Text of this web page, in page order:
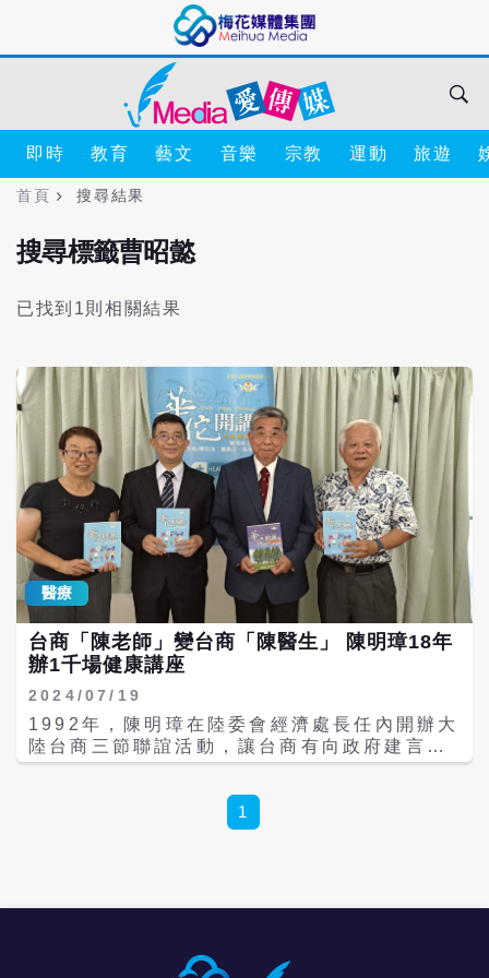
即時 教育 藝文 音樂 宗教 運動 旅遊
首頁 搜尋結果
搜尋標籤曹昭懿
已找到1則相關結果
醫療
台商「陳老師」變台商「陳醫生」 陳明璋18年
辦1千場健康講座
2024/07/19
1992年，陳明璋在陸委會經濟處長任內開辦大
陸台商三節聯誼活動，讓台商有向政府建言的
管道；離開陸委會，他全心輔導大陸台商經
用心的台商「陳老師」。 現在，台商人老了，
開始關心自身健康，陳明璋早在18年前就開辦
健康講座及第11本《華陀開講》專書的記者
1